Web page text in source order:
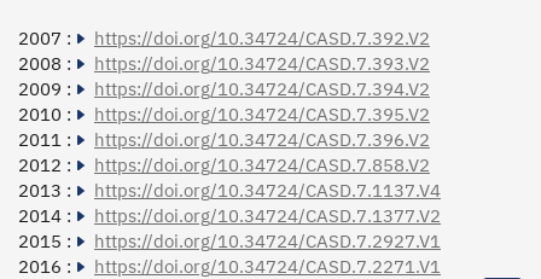
2007 :
https://doi.org/10.34724/CASD.7.392.V2
2008 :
https://doi.org/10.34724/CASD.7.393.V2
2009 :
https://doi.org/10.34724/CASD.7.394.V2
2010 :
https://doi.org/10.34724/CASD.7.395.V2
2011 :
https://doi.org/10.34724/CASD.7.396.V2
2012 :
https://doi.org/10.34724/CASD.7.858.V2
2013 :
https://doi.org/10.34724/CASD.7.1137.V4
2014 :
https://doi.org/10.34724/CASD.7.1377.V2
2015 :
https://doi.org/10.34724/CASD.7.2927.V1
2016 :
https://doi.org/10.34724/CASD.7.2271.V1